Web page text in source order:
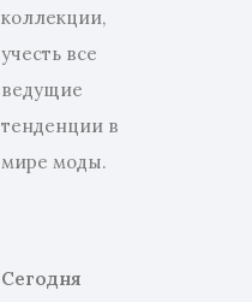
коллекции,
учесть все
ведущие
тенденции в
мире моды.
Сегодня